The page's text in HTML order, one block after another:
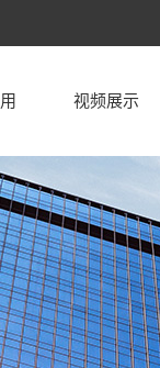
视频展示